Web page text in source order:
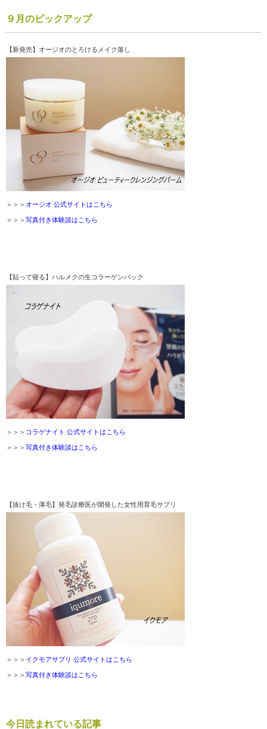
９月のピックアップ
【新発売】オージオのとろけるメイク落し
＞＞＞ オージオ 公式サイトはこちら
＞＞＞ 写真付き体験談はこちら
【貼って寝る】ハルメクの生コラーゲンパック
＞＞＞ コラゲナイト 公式サイトはこちら
＞＞＞ 写真付き体験談はこちら
【抜け毛・薄毛】発毛診療医が開発した女性用育毛サプリ
＞＞＞ イクモアサプリ 公式サイトはこちら
＞＞＞ 写真付き体験談はこちら
今日読まれている記事